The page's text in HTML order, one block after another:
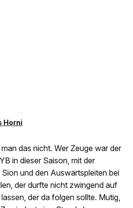
Horni
das nicht. Wer Zeuge war der
in dieser Saison, mit der
und den Auswärtspleiten bei
der durfte nicht zwingend auf
der da folgen sollte. Mutig,